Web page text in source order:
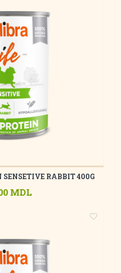
RABBIT 400G
MDL